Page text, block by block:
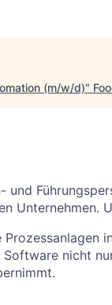
(m/w/d)"
und
Unternehmen.
nicht